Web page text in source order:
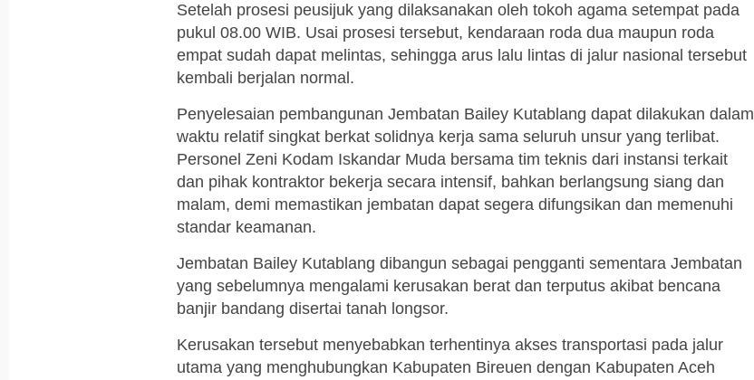
Setelah prosesi peusijuk yang dilaksanakan oleh tokoh agama setempat pada
pukul 08.00 WIB. Usai prosesi tersebut, kendaraan roda dua maupun roda
empat sudah dapat melintas, sehingga arus lalu lintas di jalur nasional tersebut
kembali berjalan normal.
Penyelesaian pembangunan Jembatan Bailey Kutablang dapat dilakukan dalam
waktu relatif singkat berkat solidnya kerja sama seluruh unsur yang terlibat.
Personel Zeni Kodam Iskandar Muda bersama tim teknis dari instansi terkait
dan pihak kontraktor bekerja secara intensif, bahkan berlangsung siang dan
malam, demi memastikan jembatan dapat segera difungsikan dan memenuhi
standar keamanan.
Jembatan Bailey Kutablang dibangun sebagai pengganti sementara Jembatan
yang sebelumnya mengalami kerusakan berat dan terputus akibat bencana
banjir bandang disertai tanah longsor.
Kerusakan tersebut menyebabkan terhentinya akses transportasi pada jalur
utama yang menghubungkan Kabupaten Bireuen dengan Kabupaten Aceh